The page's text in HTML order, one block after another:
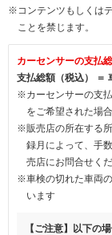
※コンテンツもしくは
ことを禁じます。
カーセンサーの支払
支払総額（税込） ＝
※カーセンサーの支
をご希望された場
※販売店の所在する
録月によって、手
売店にお問合せく
※車検の切れた車両
います
【ご注意】以下の